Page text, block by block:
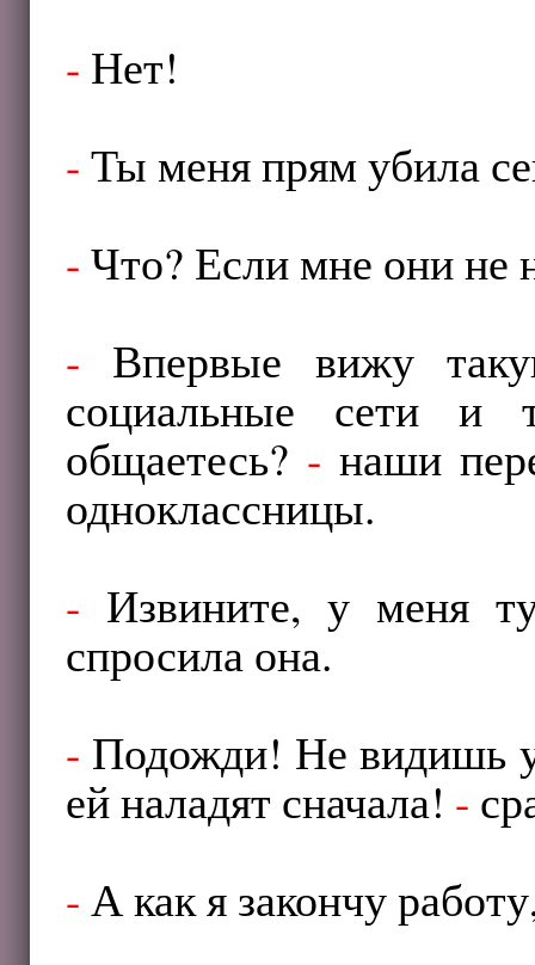
- Нет!
-Ты меня прям убила
-Что? Если мне они
- Впервые вижу
социальные сети
общаетесь? - наши
одноклассницы.
- Извините, у меня
спросила она.
- Подожди! Не видишь
ей наладят сначала! -
-А как я закончу